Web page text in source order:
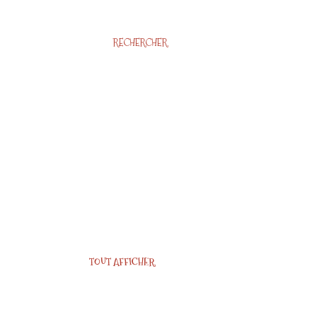
RECHERCHER
TOUT AFFICHER